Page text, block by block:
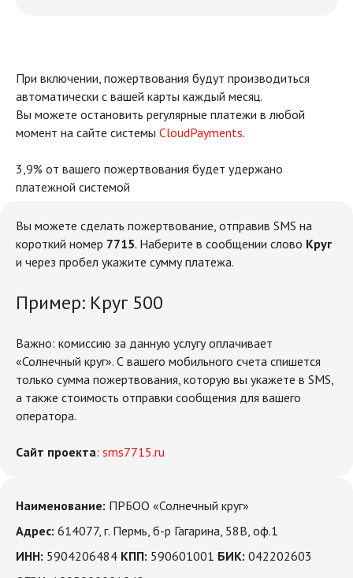
При включении, пожертвования будут производиться
автоматически с вашей карты каждый месяц.
Вы можете остановить регулярные платежи в любой
момент на сайте системы CloudPayments.
3,9% от вашего пожертвования будет удержано
платежной системой
Вы можете сделать пожертвование, отправив SMS на
короткий номер 7715. Наберите в сообщении слово Круг
и через пробел укажите сумму платежа.
Пример: Круг 500
Важно: комиссию за данную услугу оплачивает
«Солнечный круг». С вашего мобильного счета спишется
только сумма пожертвования, которую вы укажете в SMS,
а также стоимость отправки сообщения для вашего
оператора.
Сайт проекта: sms7715.ru
Наименование: ПРБОО «Солнечный круг»
Адрес: 614077, г. Пермь, б-р Гагарина, 58В, оф.1
ИНН: 5904206484 КПП: 590601001 БИК: 042202603